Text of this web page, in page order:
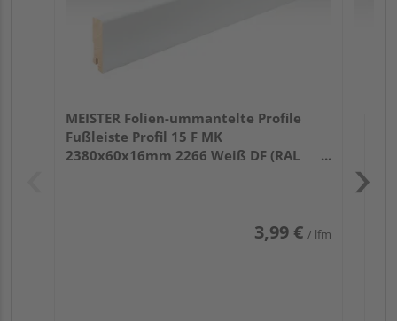
MEISTER Folien-ummantelte Profile
Fußleiste Profil 15 F MK
2380x60x16mm 2266 Weiß DF (RAL
3,99 € / lfm